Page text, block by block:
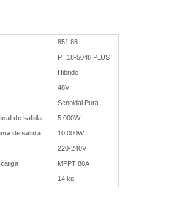
851.86
PH18-5048 PLUS
Hibrido
48V
Senoidal Pura
de salida 5.000W
de salida 10.000W
220-240V
MPPT 80A
14 kg